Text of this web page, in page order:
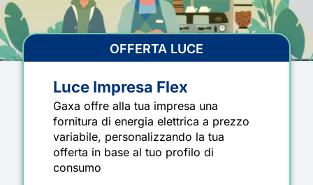
OFFERTA LUCE
Luce Impresa Flex
Gaxa offre alla tua impresa una
fornitura di energia elettrica a prezzo
variabile, personalizzando la tua
offerta in base al tuo profilo di
consumo